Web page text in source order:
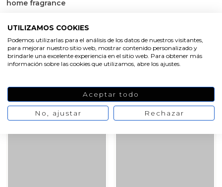
home fragrance
2,18 € / Blíster de 9
pegatinas
2,73 €
VER PRODUCTO
-20%
UTILIZAMOS COOKIES
Podemos utilizarlas para el análisis de los datos de nuestros visitantes,
para mejorar nuestro sitio web, mostrar contenido personalizado y
brindarle una excelente experiencia en el sitio web. Para obtener más
información sobre las cookies que utilizamos, abre los ajustes.
Aceptar todo
No, ajustar Rechazar